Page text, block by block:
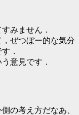
みません．
ぜつぼー的な気分
．
意見です．
の考え方だなあ、